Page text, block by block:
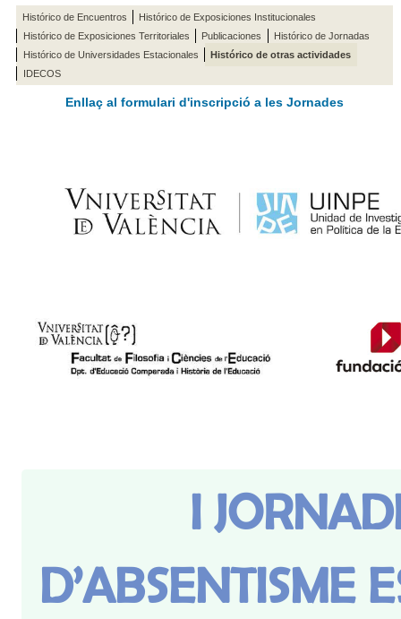
Histórico de Encuentros
Histórico de Exposiciones Institucionales
Histórico de Exposiciones Territoriales
Publicaciones
Histórico de Jornadas
Histórico de Universidades Estacionales
Histórico de otras actividades
IDECOS
Enllaç al formulari d'inscripció a les Jornades
I
D’ABSENTISME